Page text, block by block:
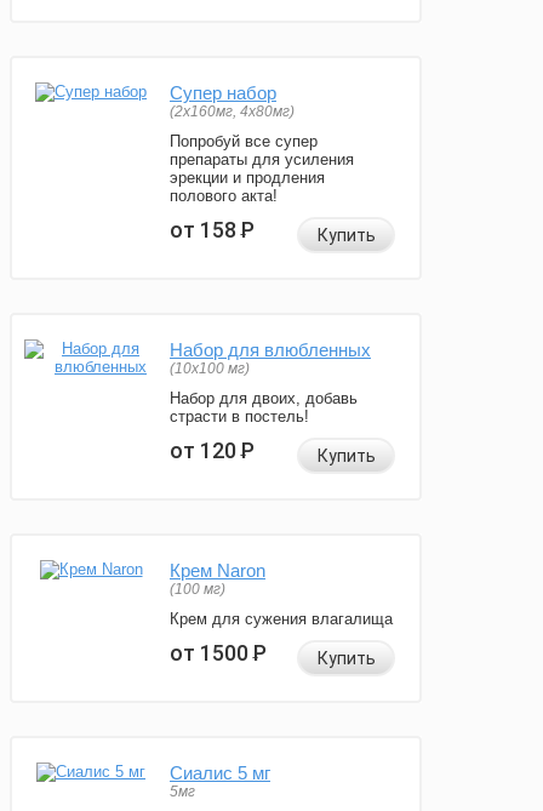
Супер набор
(2х160мг, 4х80мг)
Попробуй все супер
препараты для усиления
эрекции и продления
полового акта!
от 158Р Купить
Набор для влюбленных
(10х100 мг)
Набор для двоих, добавь
страсти в постель!
от 120Р Купить
Крем Naron
(100 мг)
Крем для сужения влагалища
от 1500Р Купить
Сиалис 5 мг
5мг